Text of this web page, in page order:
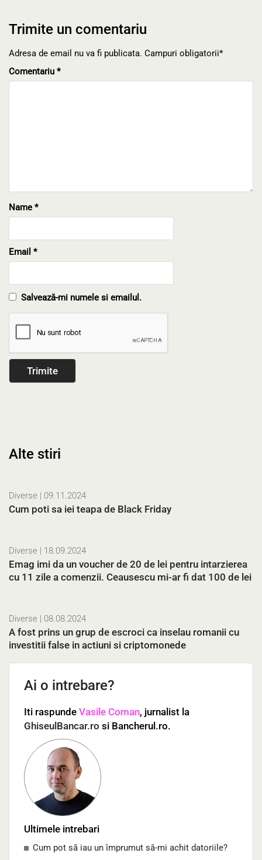
Trimite un comentariu
Adresa de email nu va fi publicata. Campuri obligatorii*
Comentariu *
Name *
Email *
Salvează-mi numele si emailul.
Alte stiri
Diverse | 09.11.2024
Cum poti sa iei teapa de Black Friday
Diverse | 18.09.2024
Emag imi da un voucher de 20 de lei pentru intarzierea
cu 11 zile a comenzii. Ceausescu mi-ar fi dat 100 de lei
Diverse | 08.08.2024
A fost prins un grup de escroci ca inselau romanii cu
investitii false in actiuni si criptomonede
Ai o intrebare?
Iti raspunde Vasile Coman, jurnalist la
GhiseulBancar.ro si Bancherul.ro.
Ultimele intrebari
Cum pot să iau un împrumut să-mi achit datoriile?